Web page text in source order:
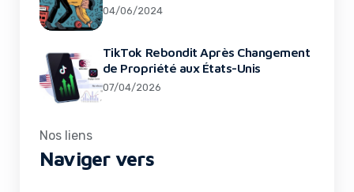
04/06/2024
TikTok Rebondit Après Changement
de Propriété aux États-Unis
07/04/2026
Nos liens
Naviger vers